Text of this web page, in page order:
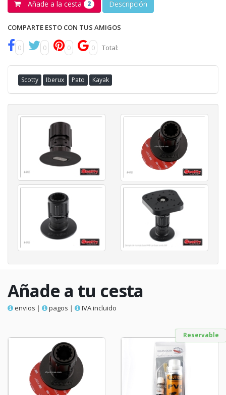
Añade a la cesta 2 Descripción
COMPARTE ESTO CON TUS AMIGOS
0 0 0 0 Total:
Scotty Iberux Pato Kayak
Añade a tu cesta
envios | pagos | IVA incluido
Reservable